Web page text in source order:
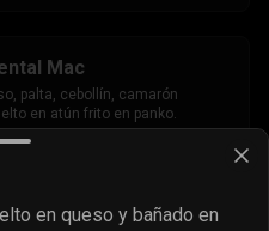
Mac
palta, cebollín, camarón
en atún frito en panko.
en queso y bañado en